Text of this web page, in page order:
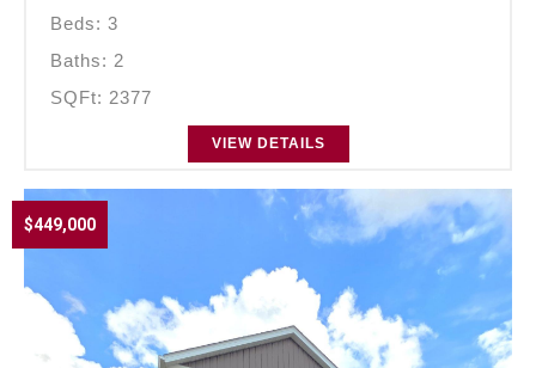
Beds: 3
Baths: 2
SQFt: 2377
VIEW DETAILS
$449,000